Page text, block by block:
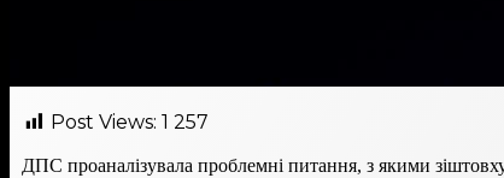
Post Views: 1 257
ДПС проаналізувала проблемні питання, з якими